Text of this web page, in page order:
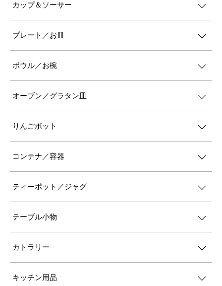
カップ＆ソーサー
プレート／お皿
ボウル／お椀
オーブン／グラタン皿
りんごポット
コンテナ／容器
ティーポット／ジャグ
テーブル小物
カトラリー
キッチン用品